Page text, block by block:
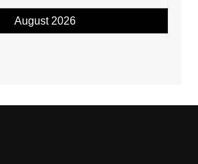
August 2026